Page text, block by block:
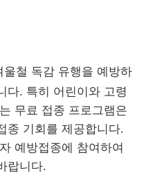
울철 독감 유행을 예방하
다. 특히 어린이와 고령
무료 접종 프로그램은
종 기회를 제공합니다.
예방접종에 참여하여
랍니다.